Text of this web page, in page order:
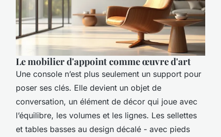
Le mobilier d'appoint comme œuvre d'art
Une console n’est plus seulement un support pour
poser ses clés. Elle devient un objet de
conversation, un élément de décor qui joue avec
l’équilibre, les volumes et les lignes. Les sellettes
et tables basses au design décalé - avec pieds